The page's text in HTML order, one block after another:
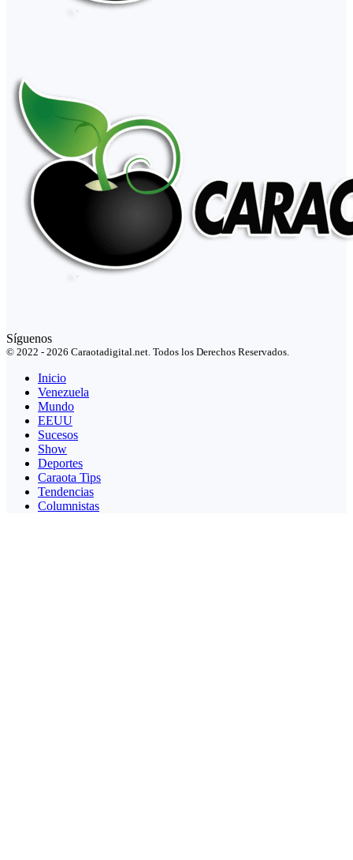
Síguenos
© 2022 - 2026 Caraotadigital.net. Todos los Derechos Reservados.
Inicio
Venezuela
Mundo
EEUU
Sucesos
Show
Deportes
Caraota Tips
Tendencias
Columnistas